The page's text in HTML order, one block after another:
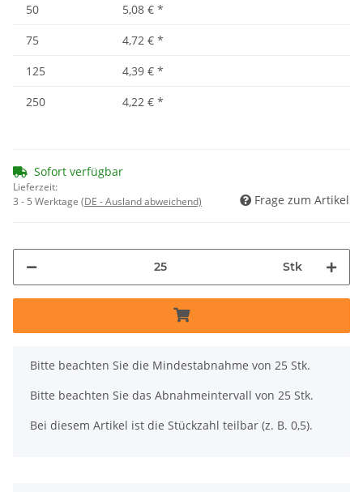
50 5,08 € *
75
4,72 € *
125
4,39 € *
250
4,22 € *
Sofort verfügbar
Lieferzeit:
3 - 5 Werktage (DE - Ausland abweichend) Frage zum Artikel
Stk
x
Bitte beachten Sie die Mindestabnahme von 25 Stk.
Bitte beachten Sie das Abnahmeintervall von 25 Stk.
Bei diesem Artikel ist die Stückzahl teilbar (z. B. 0,5).